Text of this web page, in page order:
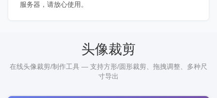
服务器，请放心使用。
头像裁剪
在线头像裁剪/制作工具 — 支持方形/圆形裁剪、拖拽调整、多种尺
寸导出